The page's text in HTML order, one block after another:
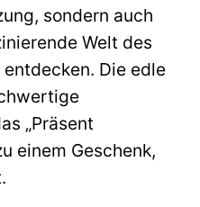
sondern auch
Welt des
Die edle
„Präsent
einem Geschenk,